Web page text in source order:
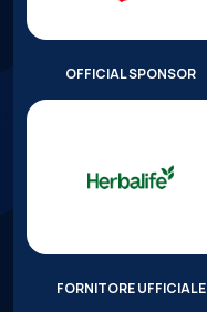
OFFICIAL SPONSOR
FORNITORE UFFICIALE